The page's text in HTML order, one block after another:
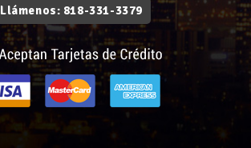
Llámenos: 818-331-3379